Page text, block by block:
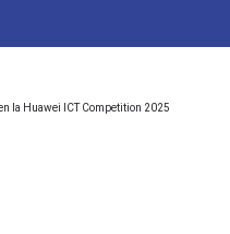
la Huawei ICT Competition 2025